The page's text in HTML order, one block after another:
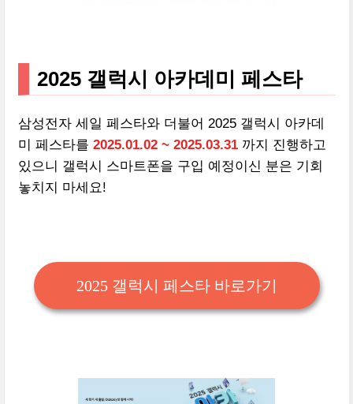
2025 갤럭시 아카데미 페스타
삼성전자 세일 페스타와 더불어 2025 갤럭시 아카데
미 페스타를 2025.01.02 ~ 2025.03.31까지 진행하고
있으니 갤럭시 스마트폰을 구입 예정이신 분은 기회
놓치지 마세요!
2025 갤럭시 페스타 바로가기